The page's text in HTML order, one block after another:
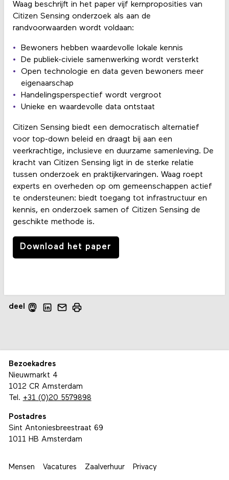
Waag beschrijft in het paper vijf kernproposities van
Citizen Sensing onderzoek als aan de
randvoorwaarden wordt voldaan:
Bewoners hebben waardevolle lokale kennis
De publiek-civiele samenwerking wordt versterkt
Open technologie en data geven bewoners meer
eigenaarschap
Handelingsperspectief wordt vergroot
Unieke en waardevolle data ontstaat
Citizen Sensing biedt een democratisch alternatief
voor top-down beleid en draagt bij aan een
veerkrachtige, inclusieve en duurzame samenleving. De
kracht van Citizen Sensing ligt in de sterke relatie
tussen onderzoek en praktijkervaringen. Waag roept
experts en overheden op om gemeenschappen actief
te ondersteunen: biedt toegang tot infrastructuur en
kennis, en onderzoek samen of Citizen Sensing de
geschikte methode is.
Download het paper
deel
Bezoekadres
Nieuwmarkt 4
1012 CR Amsterdam
Tel. +31 (0)20 5579898
Postadres
Sint Antoniesbreestraat 69
1011 HB Amsterdam
Mensen Vacatures Zaalverhuur Privacy